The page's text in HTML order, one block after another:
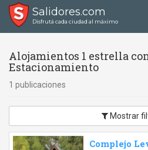
Salidores.com
Disfrutá cada ciudad al máximo
Alojamientos 1 estrella
Estacionamiento
1 publicaciones
Mostrar
Complejo